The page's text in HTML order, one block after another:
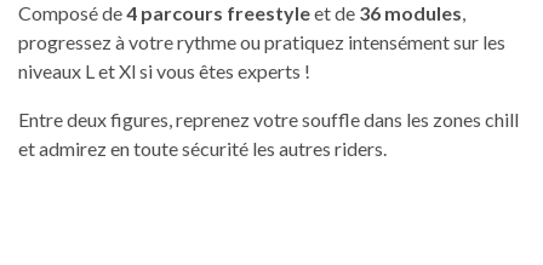
Composé de4 parcours freestyleet de 36 modules,
progressez à votre rythme ou pratiquez intensément sur les
niveaux L et Xl si vous êtes experts !
Entre deux figures, reprenez votre souffle dans les zones chill
et admirez en toute sécurité les autres riders.